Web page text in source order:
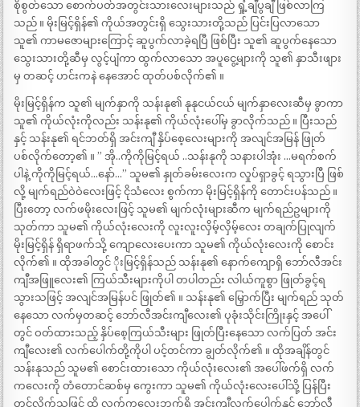
စိုစွတ်သော စောက်ပတ်အတွင်းသားလေးများသည် ရှုံ့ချီပွချီ ဖြစ်လာကြ
သည် ။ မိုးမြင့်ရှိန်၏ ကိုယ်အတွင်းရှိ သွေးသားတို့သည် ပြင်းပြလာသော
သူ၏ ကာမဇောများကြောင့် ဆူပွက်လာခဲ့ရပြီ ဖြစ်ပြီး သူ၏ ဆူပွက်နေသော
သွေးသားတို့ဆီမှ လွင့်ပျံကာ ထွက်လာသော အပူငွေ့များကို သူ၏ နှာသီးဖျား
မှ တဆင့် ဟင်းကနဲ နေအောင် ထုတ်ပစ်လိုက်၏ ။
မိုးမြင့်ရှိန်က သူ၏ မျက်နှာကို သန်းနု၏ နုနုငယ်ငယ် မျက်နှာလေးဆီမှ ခွာကာ
သူ၏ ကိုယ်လုံးကိုလည်း သန်းနု၏ ကိုယ်လုံးပေါ်မှ ခွာလိုက်သည် ။ ပြီးသည်
နှင့် သန်းနု၏ ရင်ဘတ်ရှိ အင်းကျီ နှိပ်စေ့လေးများကို အလျင်အမြန် ဖြုတ်
ပစ်လိုက်တော့၏ ။ ” အို..ကိုကိုမြင့်ရယ် ..သန်းနုကို သနားပါအုံး …မရက်စက်
ပါနဲ့ ကိုကိုမြင့်ရယ်…နော်…” သူမ၏ နှုတ်ခမ်းလေးက လှုပ်ရှာခွင့် ရသွားပြီ ဖြစ်
လို့ မျက်ရည်ဝဲဝဲလေးဖြင့် ငိုသံလေး စွက်ကာ မိုးမြင့်ရှိန်ကို တောင်းပန်သည် ။
ပြီးတော့ လက်ဖမိုးလေးဖြင့် သူမ၏ မျက်လုံးများဆီက မျက်ရည်ဥများကို
သုတ်ကာ သူမ၏ ကိုယ်လုံးလေးကို လူးလူးလှိမ့်လှိမ့်လေး တချက်ပြုလျက်
မိုးမြင့်ရှိန် ရှိရာဖက်သို့ ကျောလေးပေးကာ သူမ၏ ကိုယ်လုံးလေးကို စောင်း
လိုက်၏ ။ ထိုအခါတွင် ိုးမြင့်ရှိန်သည် သန်းနု၏ နောက်ကျောရှိ ဘော်လီအင်း
ကျီအဖြူလေး၏ ကြယ်သီးများကိုပါ တပါတည်း လါယ်ကူစွာ ဖြုတ်ခွင့်ရ
သွားသဖြင့် အလျင်အမြန်ပင် ဖြုတ်၏ ။ သန်းနု၏ မြှောက်ပြီး မျက်ရည် သုတ်
နေသော လက်မှတဆင့် ဘော်လီအင်းကျီလေး၏ ပုခုံးသိုင်းကြိုးနှင့် အပေါ်
တွင် ဝတ်ထားသည့် နှိပ်စေ့ကြယ်သီးများ ဖြုတ်ပြီးနေသော လက်ပြတ် အင်း
ကျီလေး၏ လက်ပေါက်တို့ကိုပါ ပင့်တင်ကာ ချွတ်လိုက်၏ ။ ထိုအချိန်တွင်
သန်းနုသည် သူမ၏ စောင်းထားသော ကိုယ်လုံးလေး၏ အပေါ်ဖက်ရှိ လက်
ကလေးကို တံတောင်ဆစ်မှ ကွေးကာ သူမ၏ ကိုယ်လုံးလေးပေါ်သို့ ပြန်ပြီး
တင်လိုက်သဖြင့် ထို လက်ကလေးဘက်ရှိ အင်းကျီလက်ပေါက်နှင့် ဘော်လီ